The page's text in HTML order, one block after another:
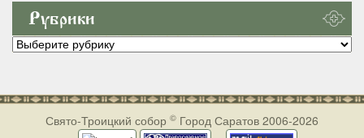
Рубрики
Рубрики
Свято-Троицкий собор © Город Саратов 2006-2026